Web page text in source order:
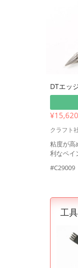
DTエッ
クラフト
粘度が高
利なペイ
#C29009
工具